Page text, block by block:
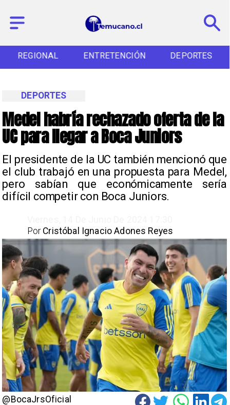
REGIONAL ENTRETENCIÓN DEPORTES
Medel habría rechazado oferta de la
UC para llegar a Boca Juniors
​El presidente de la UC también mencionó que
el club trabajó en una propuesta para Medel,
pero sabían que económicamente sería
difícil competir con Boca Juniors.
DEPORTES
Cristóbal Ignacio Adones Reyes
Por
@BocaJrsOficial